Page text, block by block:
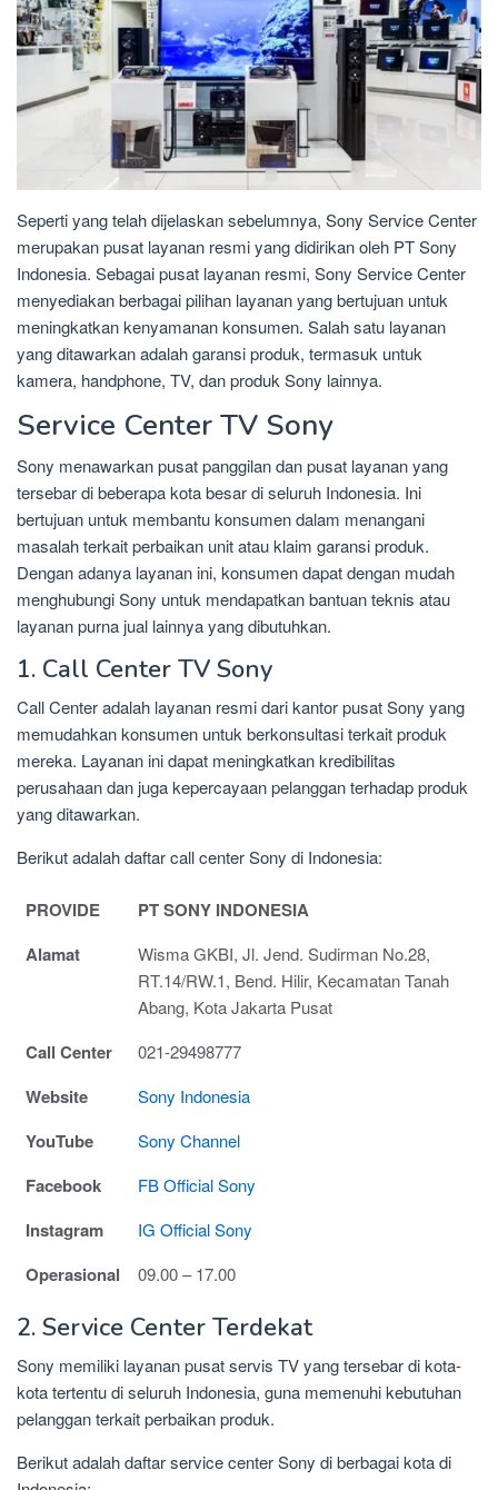
Seperti yang telah dijelaskan sebelumnya, Sony Service Center
merupakan pusat layanan resmi yang didirikan oleh PT Sony
Indonesia. Sebagai pusat layanan resmi, Sony Service Center
menyediakan berbagai pilihan layanan yang bertujuan untuk
meningkatkan kenyamanan konsumen. Salah satu layanan
yang ditawarkan adalah garansi produk, termasuk untuk
kamera, handphone, TV, dan produk Sony lainnya.
Service Center TV Sony
Sony menawarkan pusat panggilan dan pusat layanan yang
tersebar di beberapa kota besar di seluruh Indonesia. Ini
bertujuan untuk membantu konsumen dalam menangani
masalah terkait perbaikan unit atau klaim garansi produk.
Dengan adanya layanan ini, konsumen dapat dengan mudah
menghubungi Sony untuk mendapatkan bantuan teknis atau
layanan purna jual lainnya yang dibutuhkan.
1. Call Center TV Sony
Call Center adalah layanan resmi dari kantor pusat Sony yang
memudahkan konsumen untuk berkonsultasi terkait produk
mereka. Layanan ini dapat meningkatkan kredibilitas
perusahaan dan juga kepercayaan pelanggan terhadap produk
yang ditawarkan.
Berikut adalah daftar call center Sony di Indonesia:
PROVIDE
PT SONY INDONESIA
Alamat
Wisma GKBI, Jl. Jend. Sudirman No.28,
RT.14/RW.1, Bend. Hilir, Kecamatan Tanah
Abang, Kota Jakarta Pusat
Call Center 021-29498777
Website Sony Indonesia
YouTube Sony Channel
Facebook FB Official Sony
Instagram IG Official Sony
Operasional 09.00 – 17.00
2. Service Center Terdekat
Sony memiliki layanan pusat servis TV yang tersebar di kota-
kota tertentu di seluruh Indonesia, guna memenuhi kebutuhan
pelanggan terkait perbaikan produk.
Berikut adalah daftar service center Sony di berbagai kota di